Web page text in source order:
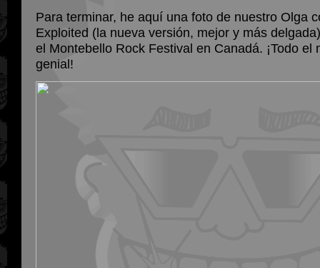
Para terminar, he aquí una foto de nuestro Olga
Exploited (la nueva versión, mejor y más
el Montebello Rock Festival en Canadá. ¡Todo el
genial!